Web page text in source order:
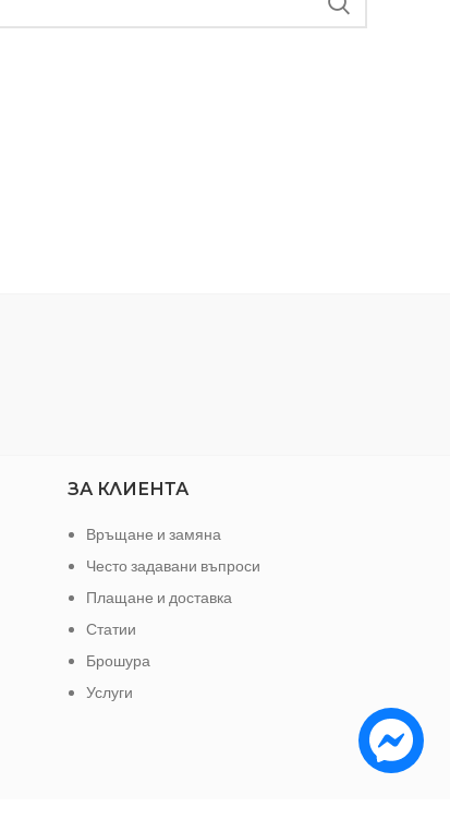
ЗА КЛИЕНТА
Връщане и замяна
Често задавани въпроси
Плащане и доставка
Статии
Брошура
Услуги